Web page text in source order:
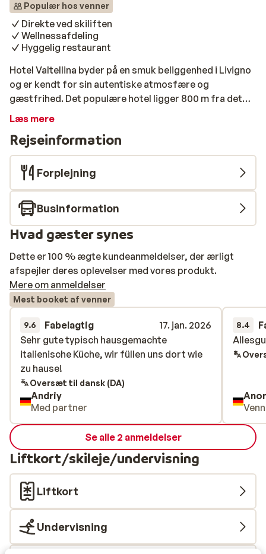
Populær hos venner
Direkte ved skiliften
Wellnessafdeling
Hyggelig restaurant
Hotel Valtellina byder på en smuk beliggenhed i Livigno
og er kendt for sin autentiske atmosfære og
gæstfrihed. Det populære hotel ligger 800 m fra det
livlige centrum af Livigno og lige ved siden af pisten,
Værelserne er alle indrettet i typisk alpestil, og
trænger du til lidt ekstra afslapning, kan du bruge
wellness-området, hvor der er sauna, tyrkisk bad og
solarium til gæsterne. Om morgenen kan du nyde en
god start på dagen i hotellets restaurant, der også
servere lækre, lokale specialiteter om aftenen.
Læs mere
Rejseinformation
Forplejning
Businformation
Hvad gæster synes
Dette er 100 % ægte kundeanmeldelser, der ærligt
afspejler deres oplevelser med vores produkt.
Mere om anmeldelser
Mest booket af venner
9.6 Fabelagtig
17. jan. 2026
Sehr gute typisch hausgemachte
italienische Küche, wir füllen uns dort wie
zu hause!
Sehr gute typisch hausgemachte
italienische Küche, wir füllen uns dort wie
zu hause!
Oversæt til dansk (DA)
Andriy
Med partner
8.4
Se alle 2 anmeldelser
Liftkort/skileje/undervisning
Liftkort
Undervisning